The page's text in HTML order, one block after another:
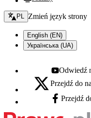
Zmień język - bieżący:
PL Zmień język strony
English (EN)
Українська (UA)
Youtube -
Odwiedź
X - otwiera się w nowej
Przejdź do
Facebook -
Przejdź